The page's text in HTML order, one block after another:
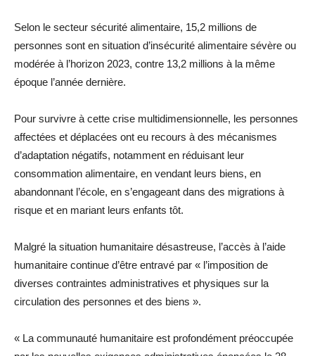
Selon le secteur sécurité alimentaire, 15,2 millions de
personnes sont en situation d’insécurité alimentaire sévère ou
modérée à l’horizon 2023, contre 13,2 millions à la même
époque l’année dernière.
Pour survivre à cette crise multidimensionnelle, les personnes
affectées et déplacées ont eu recours à des mécanismes
d’adaptation négatifs, notamment en réduisant leur
consommation alimentaire, en vendant leurs biens, en
abandonnant l’école, en s’engageant dans des migrations à
risque et en mariant leurs enfants tôt.
Malgré la situation humanitaire désastreuse, l’accès à l’aide
humanitaire continue d’être entravé par « l’imposition de
diverses contraintes administratives et physiques sur la
circulation des personnes et des biens ».
« La communauté humanitaire est profondément préoccupée